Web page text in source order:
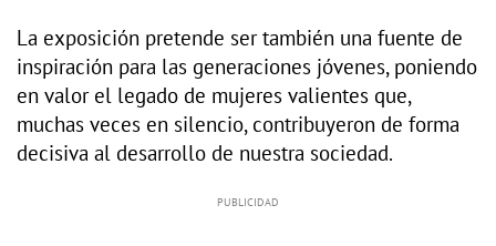
La exposición pretende ser también una fuente de
inspiración para las generaciones jóvenes, poniendo
en valor el legado de mujeres valientes que,
muchas veces en silencio, contribuyeron de forma
decisiva al desarrollo de nuestra sociedad.